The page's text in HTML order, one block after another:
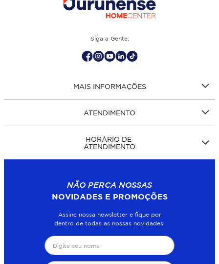
Siga a Gente:
MAIS INFORMAÇÕES
ATENDIMENTO
HORÁRIO DE
ATENDIMENTO
NÃO PERCA NOSSAS
NOVIDADES E PROMOÇÕES
Assine nossa newsletter e fique por
dentro de todas as nossas novidades.